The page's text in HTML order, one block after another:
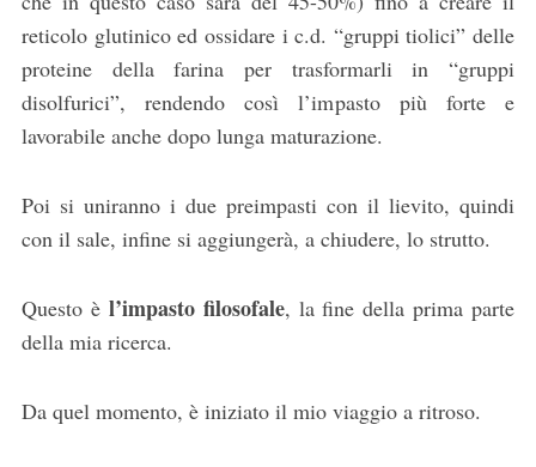
reticolo glutinico ed ossidare i c.d. “gruppi tiolici” delle
proteine della farina per trasformarli in “gruppi
disolfurici”, rendendo così l’impasto più forte e
lavorabile anche dopo lunga maturazione.
Poi si uniranno i due preimpasti con il lievito, quindi
con il sale, infine si aggiungerà, a chiudere, lo strutto.
Questo è l’impasto filosofale, la fine della prima parte
della mia ricerca.
Da quel momento, è iniziato il mio viaggio a ritroso.